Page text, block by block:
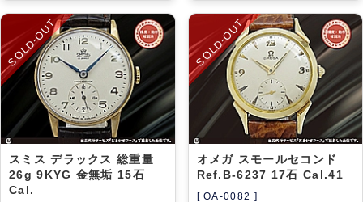
SOLD-OUT
スミス デラックス 総重量
26g 9KYG 金無垢 15石
Cal.
SOLD-OUT
オメガ スモールセコンド
Ref.B-6237 17石 Cal.41
[ OA-0082 ]